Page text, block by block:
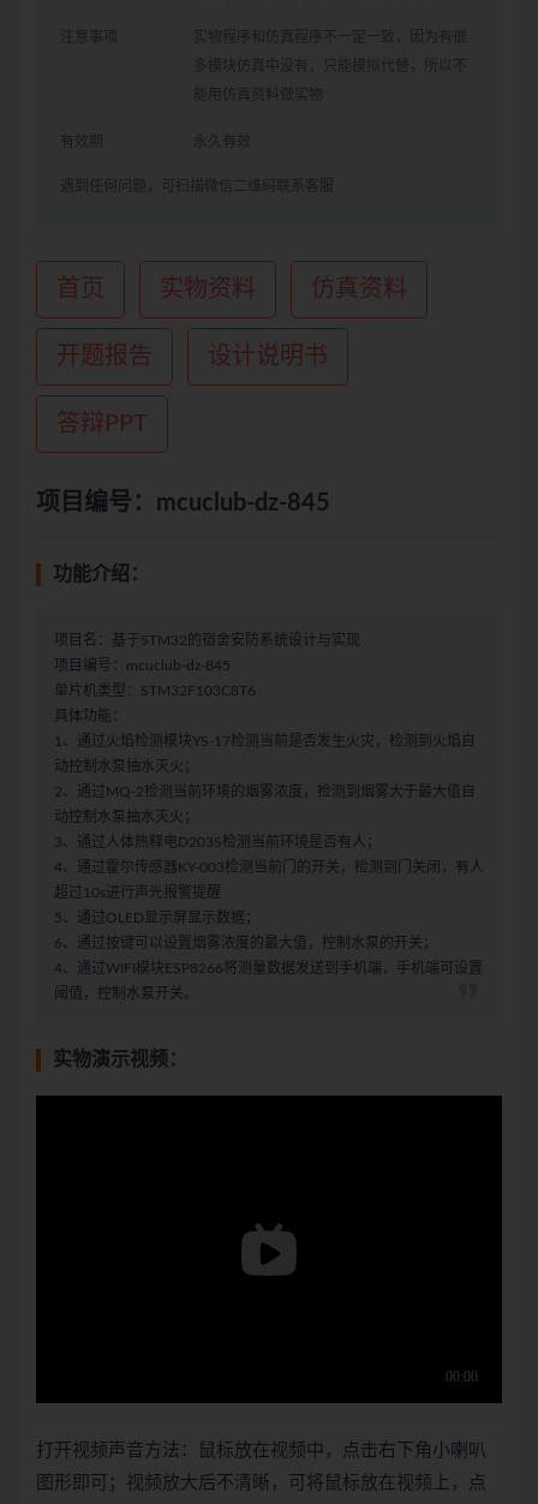
注意事项
实物程序和仿真程序不一定一致，因为有很
多模块仿真中没有，只能模拟代替，所以不
能用仿真资料做实物
有效期 永久有效
遇到任何问题，可扫描微信二维码联系客服
首页 实物资料 仿真资料
开题报告 设计说明书
答辩PPT
项目编号：mcuclub-dz-845
功能介绍：
项目名：基于STM32的宿舍安防系统设计与实现
项目编号：mcuclub-dz-845
单片机类型：STM32F103C8T6
具体功能：
1、通过火焰检测模块YS-17检测当前是否发生火灾，检测到火焰自
动控制水泵抽水灭火；
2、通过MQ-2检测当前环境的烟雾浓度，检测到烟雾大于最大值自
动控制水泵抽水灭火；
3、通过人体热释电D203S检测当前环境是否有人；
4、通过霍尔传感器KY-003检测当前门的开关，检测到门关闭，有人
超过10s进行声光报警提醒
5、通过OLED显示屏显示数据；
6、通过按键可以设置烟雾浓度的最大值，控制水泵的开关；
4、通过WIFI模块ESP8266将测量数据发送到手机端，手机端可设置
阈值，控制水泵开关。
实物演示视频：
打开视频声音方法：鼠标放在视频中，点击右下角小喇叭
图形即可；视频放大后不清晰，可将鼠标放在视频上，点